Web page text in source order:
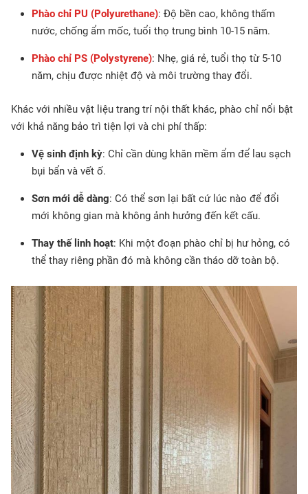
Phào chỉ PU (Polyurethane): Độ bền cao, không thấm
nước, chống ẩm mốc, tuổi thọ trung bình 10-15 năm.
Phào chỉ PS (Polystyrene): Nhẹ, giá rẻ, tuổi thọ từ 5-10
năm, chịu được nhiệt độ và môi trường thay đổi.
Khác với nhiều vật liệu trang trí nội thất khác, phào chỉ nổi bật
với khả năng bảo trì tiện lợi và chi phí thấp:
Vệ sinh định kỳ: Chỉ cần dùng khăn mềm ẩm để lau sạch
bụi bẩn và vết ố.
Sơn mới dễ dàng: Có thể sơn lại bất cứ lúc nào để đổi
mới không gian mà không ảnh hưởng đến kết cấu.
Thay thế linh hoạt: Khi một đoạn phào chỉ bị hư hỏng, có
thể thay riêng phần đó mà không cần tháo dỡ toàn bộ.